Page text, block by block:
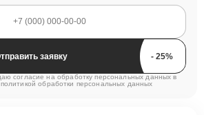
Отправить заявку
согласие на обработку персональных данных в
политикой обработки персональных данных